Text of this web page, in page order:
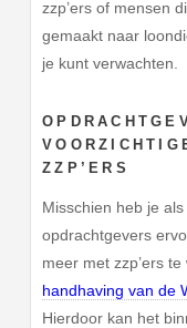
zzp’ers of mensen
gemaakt naar
je kunt verwachten.
ZZP’ERS
Misschien heb je
opdrachtgevers
meer met zzp’ers
handhaving van de
Hierdoor kan het